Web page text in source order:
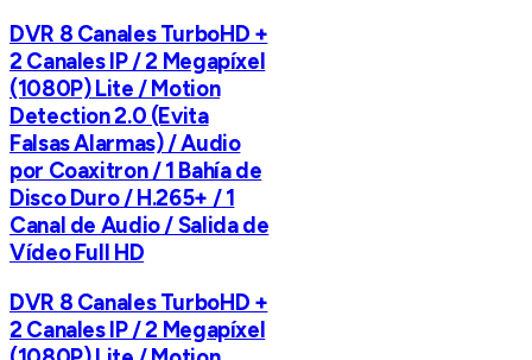
DVR 8 Canales TurboHD +
2 Canales IP / 2 Megapíxel
(1080P) Lite / Motion
Detection 2.0 (Evita
Falsas Alarmas) / Audio
por Coaxitron / 1 Bahía de
Disco Duro / H.265+ / 1
Canal de Audio / Salida de
Vídeo Full HD
DVR 8 Canales TurboHD +
2 Canales IP / 2 Megapíxel